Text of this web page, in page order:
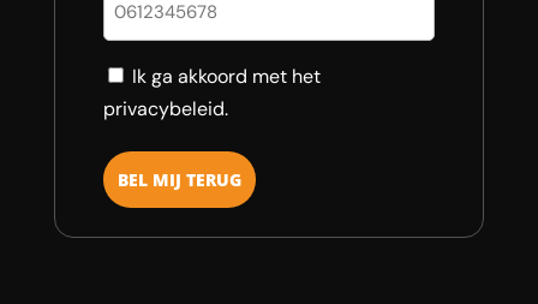
Consent
Ik ga akkoord met het
privacybeleid.